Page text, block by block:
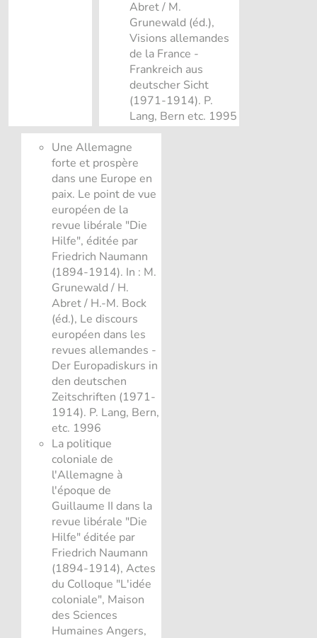
Abret / M.
Grunewald (éd.),
Visions allemandes
de la France -
Frankreich aus
deutscher Sicht
(1971-1914). P.
Lang, Bern etc. 1995
Une Allemagne
forte et prospère
dans une Europe en
paix. Le point de vue
européen de la
revue libérale "Die
Hilfe", éditée par
Friedrich Naumann
(1894-1914). In : M.
Grunewald / H.
Abret / H.-M. Bock
(éd.), Le discours
européen dans les
revues allemandes -
Der Europadiskurs in
den deutschen
Zeitschriften (1971-
1914). P. Lang, Bern,
etc. 1996
La politique
coloniale de
l'Allemagne à
l'époque de
Guillaume II dans la
revue libérale "Die
Hilfe" éditée par
Friedrich Naumann
(1894-1914), Actes
du Colloque "L'idée
coloniale", Maison
des Sciences
Humaines Angers,